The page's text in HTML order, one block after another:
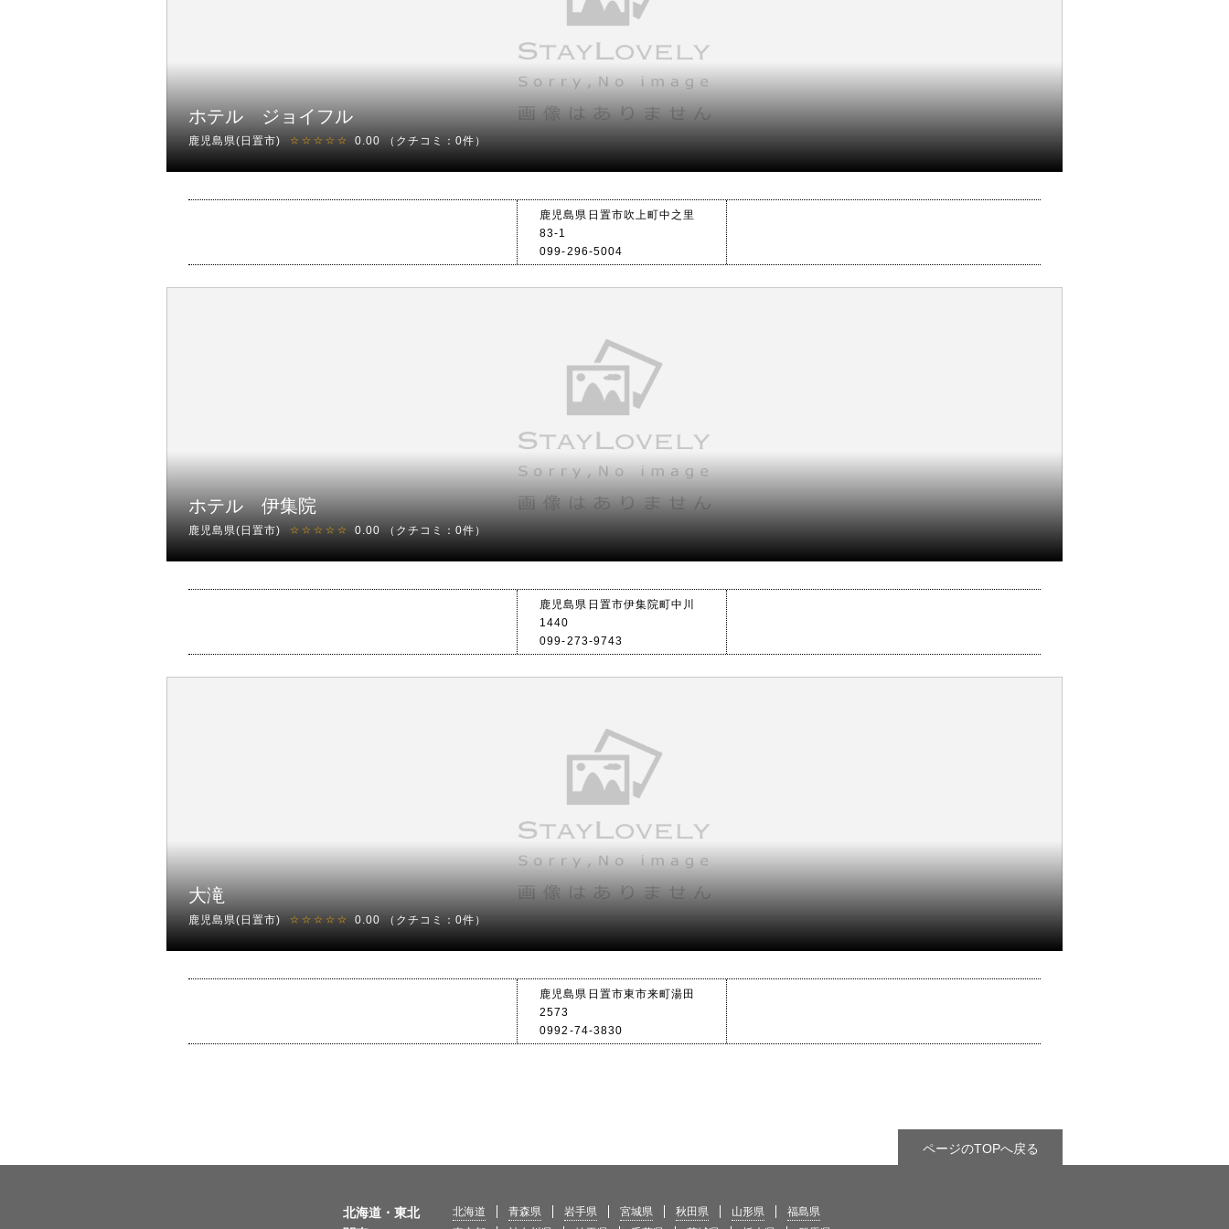
ホテル ジョイフル
鹿児島県(日置市) ☆☆☆☆☆ 0.00 （クチコミ：0件）
鹿児島県日置市吹上町中之里
83-1
099-296-5004
ホテル 伊集院
鹿児島県(日置市) ☆☆☆☆☆ 0.00 （クチコミ：0件）
鹿児島県日置市伊集院町中川
1440
099-273-9743
大滝
鹿児島県(日置市) ☆☆☆☆☆ 0.00 （クチコミ：0件）
鹿児島県日置市東市来町湯田
2573
0992-74-3830
北海道・東北 北海道 青森県 岩手県 宮城県 秋田県 山形県 福島県
ページのTOPへ戻る